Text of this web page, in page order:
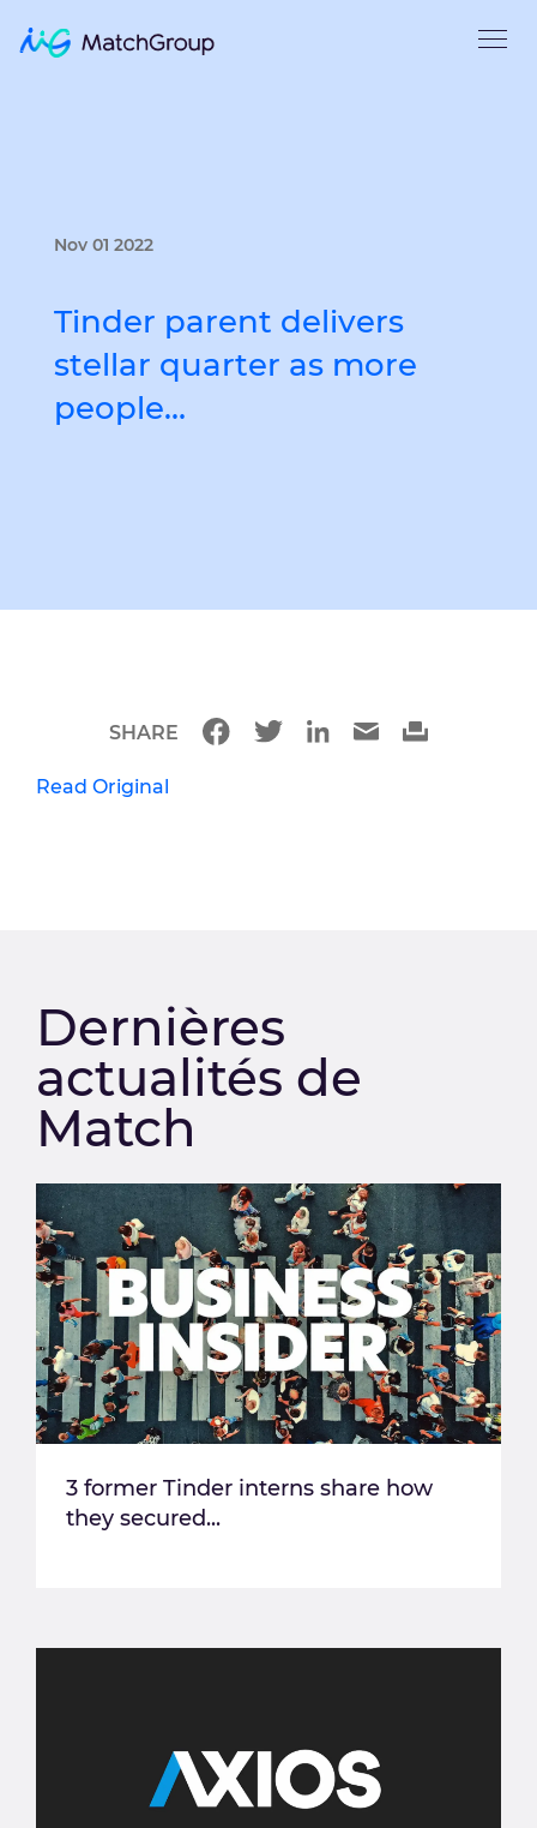
Nov 01 2022
Tinder parent delivers
stellar quarter as more
people…
Read Original
SHARE
Dernières
actualités de
Match
3 former Tinder interns share how
they secured...